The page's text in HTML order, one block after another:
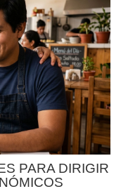
PARA DIRIGIR